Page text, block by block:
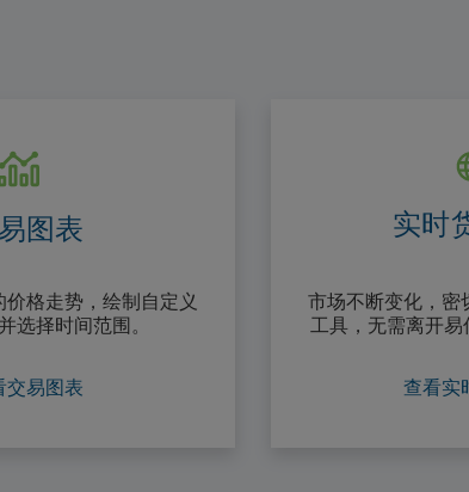
图表
格走势，绘制自定义
选择时间范围。
交易图表
实时
市场不断变化，密
工具，无需离开易
查看实